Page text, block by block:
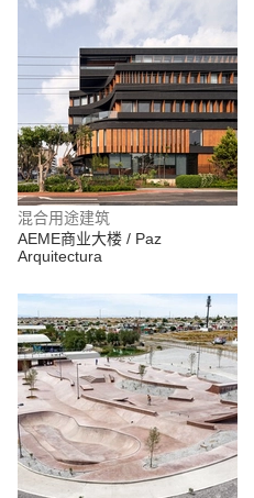
混合用途建筑
AEME商业大楼 / Paz
Arquitectura